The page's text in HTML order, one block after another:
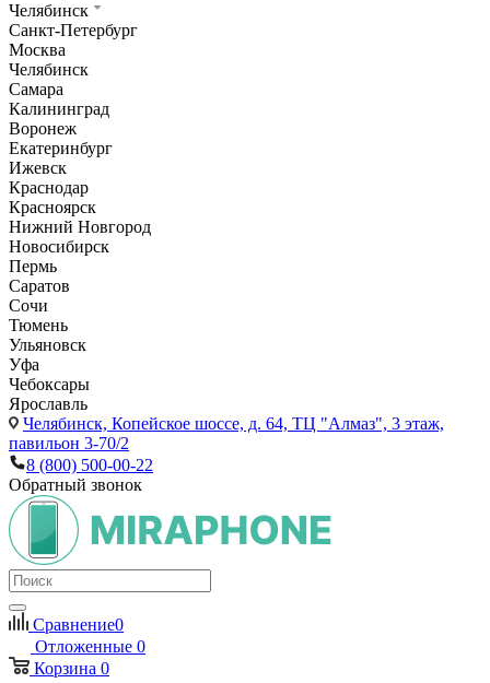
Челябинск
Санкт-Петербург
Москва
Челябинск
Самара
Калининград
Воронеж
Екатеринбург
Ижевск
Краснодар
Красноярск
Нижний Новгород
Новосибирск
Пермь
Саратов
Сочи
Тюмень
Ульяновск
Уфа
Чебоксары
Ярославль
Челябинск, Копейское шоссе, д. 64, ТЦ "Алмаз", 3 этаж,
павильон 3-70/2
8 (800) 500-00-22
Обратный звонок
Сравнение0
Отложенные 0
Корзина 0